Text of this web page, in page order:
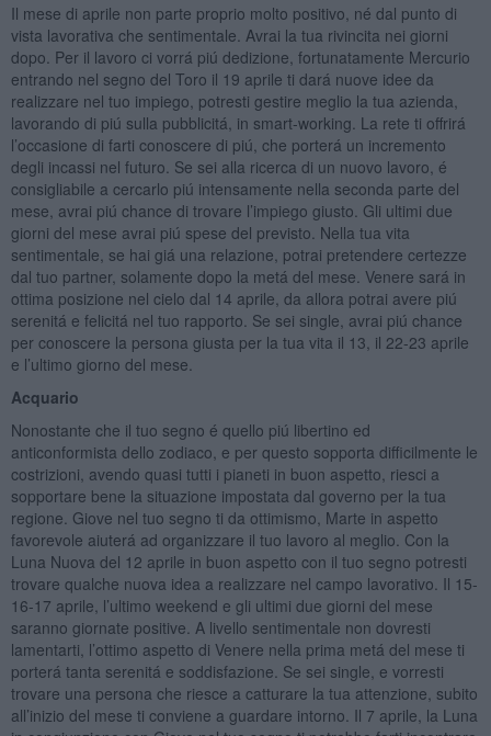
Il mese di aprile non parte proprio molto positivo, né dal punto di
vista lavorativa che sentimentale. Avrai la tua rivincita nei giorni
dopo. Per il lavoro ci vorrá piú dedizione, fortunatamente Mercurio
entrando nel segno del Toro il 19 aprile ti dará nuove idee da
realizzare nel tuo impiego, potresti gestire meglio la tua azienda,
lavorando di piú sulla pubblicitá, in smart-working. La rete ti offrirá
l’occasione di farti conoscere di piú, che porterá un incremento
degli incassi nel futuro. Se sei alla ricerca di un nuovo lavoro, é
consigliabile a cercarlo piú intensamente nella seconda parte del
mese, avrai piú chance di trovare l’impiego giusto. Gli ultimi due
giorni del mese avrai piú spese del previsto. Nella tua vita
sentimentale, se hai giá una relazione, potrai pretendere certezze
dal tuo partner, solamente dopo la metá del mese. Venere sará in
ottima posizione nel cielo dal 14 aprile, da allora potrai avere piú
serenitá e felicitá nel tuo rapporto. Se sei single, avrai piú chance
per conoscere la persona giusta per la tua vita il 13, il 22-23 aprile
e l’ultimo giorno del mese.
Acquario
Nonostante che il tuo segno é quello piú libertino ed
anticonformista dello zodiaco, e per questo sopporta difficilmente le
costrizioni, avendo quasi tutti i pianeti in buon aspetto, riesci a
sopportare bene la situazione impostata dal governo per la tua
regione. Giove nel tuo segno ti da ottimismo, Marte in aspetto
favorevole aiuterá ad organizzare il tuo lavoro al meglio. Con la
Luna Nuova del 12 aprile in buon aspetto con il tuo segno potresti
trovare qualche nuova idea a realizzare nel campo lavorativo. Il 15-
16-17 aprile, l’ultimo weekend e gli ultimi due giorni del mese
saranno giornate positive. A livello sentimentale non dovresti
lamentarti, l’ottimo aspetto di Venere nella prima metá del mese ti
porterá tanta serenitá e soddisfazione. Se sei single, e vorresti
trovare una persona che riesce a catturare la tua attenzione, subito
all’inizio del mese ti conviene a guardare intorno. Il 7 aprile, la Luna